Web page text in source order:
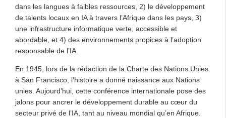
dans les langues à faibles ressources, 2) le développement
de talents locaux en IA à travers l’Afrique dans les pays, 3)
une infrastructure informatique verte, accessible et
abordable, et 4) des environnements propices à l’adoption
responsable de l’IA.
En 1945, lors de la rédaction de la Charte des Nations Unies
à San Francisco, l’histoire a donné naissance aux Nations
unies. Aujourd’hui, cette conférence internationale pose des
jalons pour ancrer le développement durable au cœur du
secteur privé de l’IA, tant au niveau mondial qu’en Afrique.